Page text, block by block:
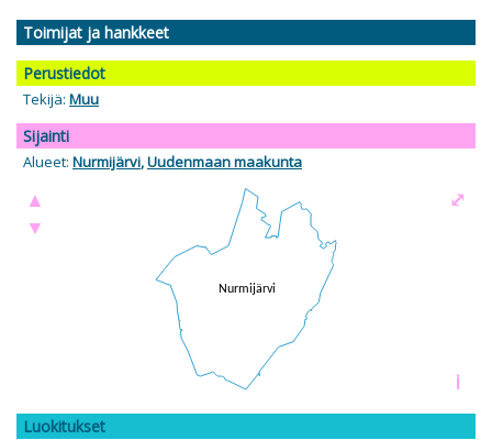
Toimijat ja hankkeet
Perustiedot
Tekijä: Muu
Sijainti
Alueet: Nurmijärvi,Uudenmaan maakunta
▲
▼
i
⤢
Luokitukset